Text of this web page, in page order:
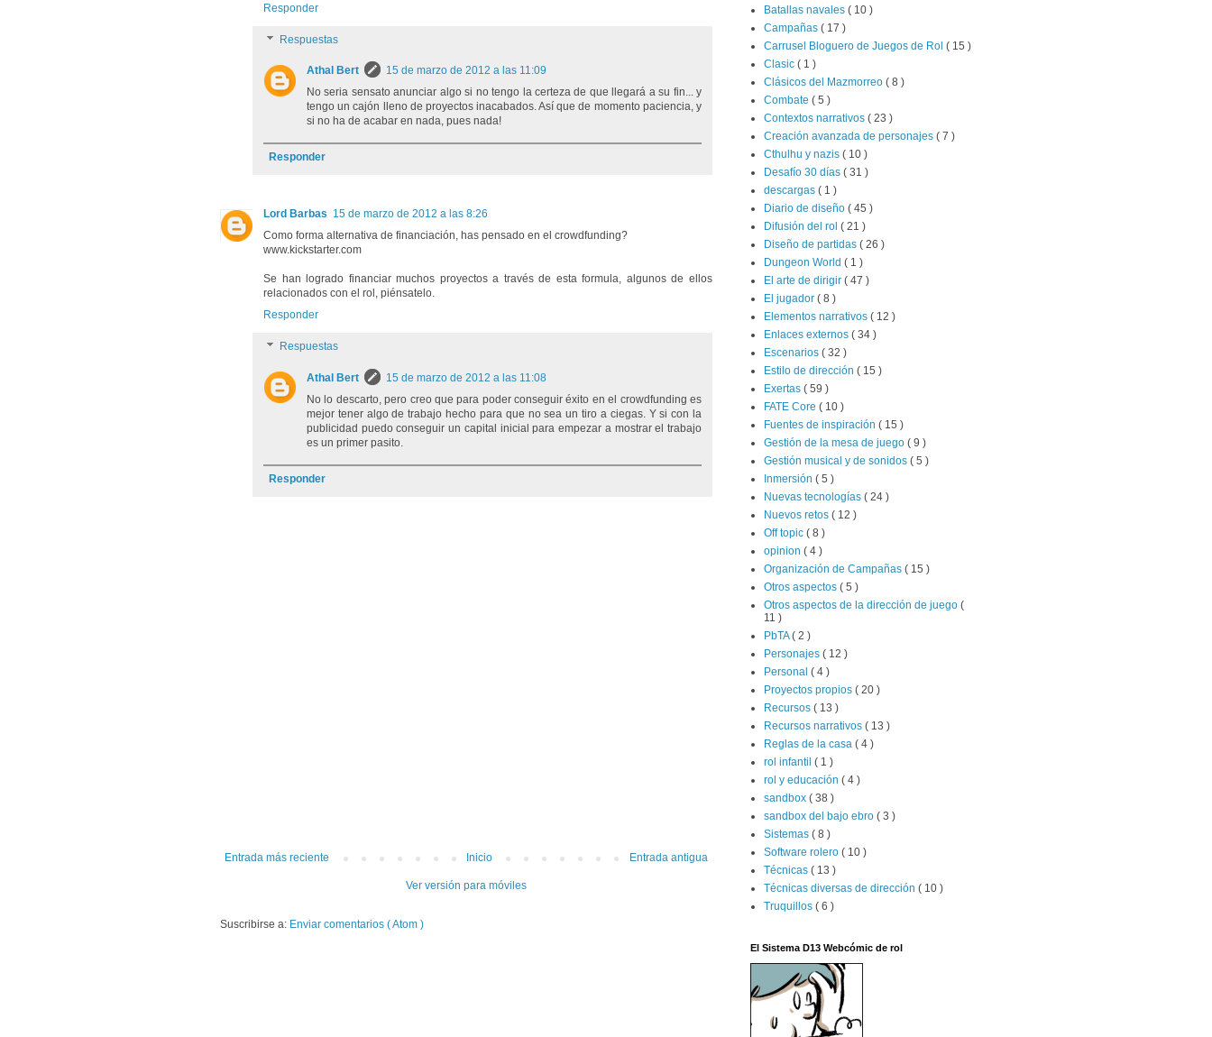
Responder
Respuestas
Athal Bert
15 de marzo de 2012 a las 11:09
No seria sensato anunciar algo si no tengo la certeza de que llegará a su fin... y
tengo un cajón lleno de proyectos inacabados. Así que de momento paciencia, y
si no ha de acabar en nada, pues nada!
Responder
Lord Barbas 15 de marzo de 2012 a las 8:26
Como forma alternativa de financiación, has pensado en el crowdfunding?
www.kickstarter.com
Se han logrado financiar muchos proyectos a través de esta formula, algunos de ellos
relacionados con el rol, piénsatelo.
Responder
Respuestas
Athal Bert
15 de marzo de 2012 a las 11:08
No lo descarto, pero creo que para poder conseguir éxito en el crowdfunding es
mejor tener algo de trabajo hecho para que no sea un tiro a ciegas. Y si con la
publicidad puedo conseguir un capital inicial para empezar a mostrar el trabajo
es un primer pasito.
Responder
Entrada más reciente Entrada antigua
Inicio
Ver versión para móviles
Suscribirse a: Enviar comentarios ( Atom )
Batallas navales ( 10 )
Campañas ( 17 )
Carrusel Bloguero de Juegos de Rol ( 15 )
Clasic ( 1 )
Clásicos del Mazmorreo ( 8 )
Combate ( 5 )
Contextos narrativos ( 23 )
Creación avanzada de personajes ( 7 )
Cthulhu y nazis ( 10 )
Desafío 30 días ( 31 )
descargas ( 1 )
Diario de diseño ( 45 )
Difusión del rol ( 21 )
Diseño de partidas ( 26 )
Dungeon World ( 1 )
El arte de dirigir ( 47 )
El jugador ( 8 )
Elementos narrativos ( 12 )
Enlaces externos ( 34 )
Escenarios ( 32 )
Estilo de dirección ( 15 )
Exertas ( 59 )
FATE Core ( 10 )
Fuentes de inspiración ( 15 )
Gestión de la mesa de juego ( 9 )
Gestión musical y de sonidos ( 5 )
Inmersión ( 5 )
Nuevas tecnologías ( 24 )
Nuevos retos ( 12 )
Off topic ( 8 )
opinion ( 4 )
Organización de Campañas ( 15 )
Otros aspectos ( 5 )
Otros aspectos de la dirección de juego (
11 )
PbTA( 2 )
Personajes ( 12 )
Personal ( 4 )
Proyectos propios ( 20 )
Recursos ( 13 )
Recursos narrativos ( 13 )
Reglas de la casa ( 4 )
rol infantil ( 1 )
rol y educación ( 4 )
sandbox ( 38 )
sandbox del bajo ebro ( 3 )
Sistemas ( 8 )
Software rolero ( 10 )
Técnicas ( 13 )
Técnicas diversas de dirección ( 10 )
Truquillos ( 6 )
El Sistema D13 Webcómic de rol